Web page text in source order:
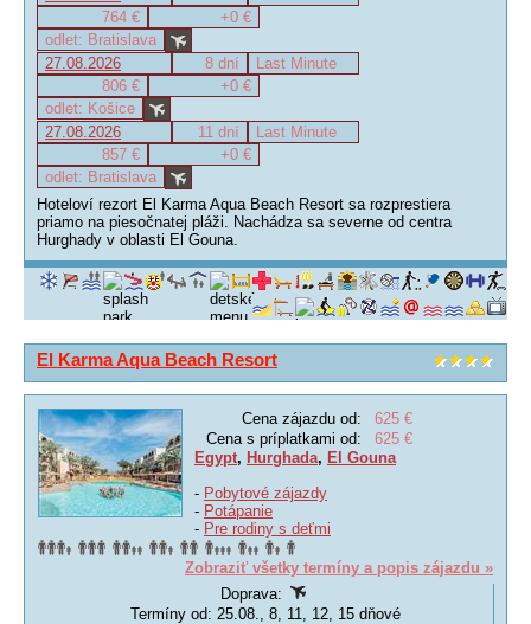
764 €
+0 €
odlet: Bratislava
27.08.2026
8 dní
Last Minute
806 €
+0 €
odlet: Košice
27.08.2026
11 dní
Last Minute
857 €
+0 €
odlet: Bratislava
Hoteloví rezort El Karma Aqua Beach Resort sa rozprestiera
priamo na piesočnatej pláži. Nachádza sa severne od centra
Hurghady v oblasti El Gouna.
El Karma Aqua Beach Resort
Cena zájazdu od:
625 €
Cena s príplatkami od:
625 €
Egypt, Hurghada, El Gouna
- Pobytové zájazdy
- Potápanie
- Pre rodiny s deťmi
Zobraziť všetky termíny a popis zájazdu »
Doprava:
Termíny od: 25.08., 8, 11, 12, 15 dňové